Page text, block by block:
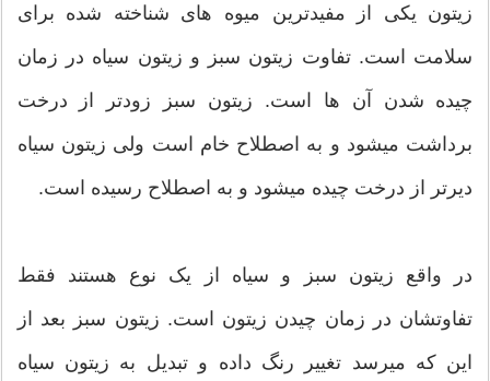
زیتون یکی از مفیدترین میوه های شناخته شده برای
سلامت است. تفاوت زیتون سبز و زیتون سیاه در زمان
چیده شدن آن ها است. زیتون سبز زودتر از درخت
برداشت میشود و به اصطلاح خام است ولی زیتون سیاه
دیرتر از درخت چیده میشود و به اصطلاح رسیده است.
در واقع زیتون سبز و سیاه از یک نوع هستند فقط
تفاوتشان در زمان چیدن زیتون است. زیتون سبز بعد از
این که میرسد تغییر رنگ داده و تبدیل به زیتون سیاه